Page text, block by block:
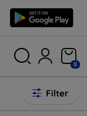
0
Filter